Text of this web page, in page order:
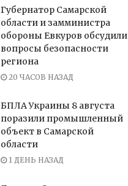
Губернатор Самарской
области и замминистра
обороны Евкуров обсудили
вопросы безопасности
региона
20 ЧАСОВ НАЗАД
БПЛА Украины 8 августа
поразили промышленный
объект в Самарской
области
1 ДЕНЬ НАЗАД